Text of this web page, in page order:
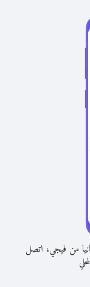
من فيجي، اتصل